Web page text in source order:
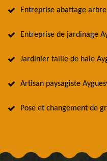
Entreprise abattage
Entreprise de jardinage
Jardinier taille de haie
Artisan paysagiste
Pose et changement de